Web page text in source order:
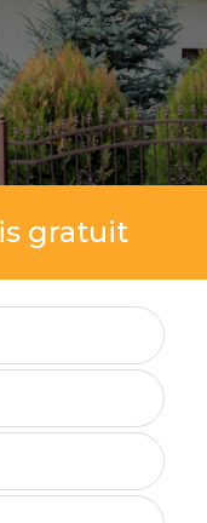
gratuit